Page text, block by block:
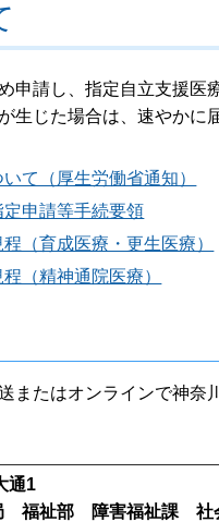
申請し、指定自立支援
生じた場合は、速やか
て（厚生労働省通知）
申請等手続要領
（育成医療・更生医療）
（精神通院医療）
またはオンラインで神奈
通1
福祉部 障害福祉課 社